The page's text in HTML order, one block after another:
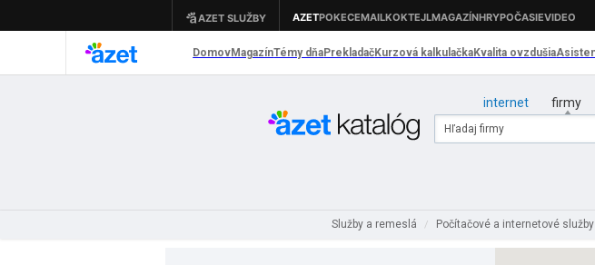
internet firmy
Služby a remeslá / Počítačové a internetové služby